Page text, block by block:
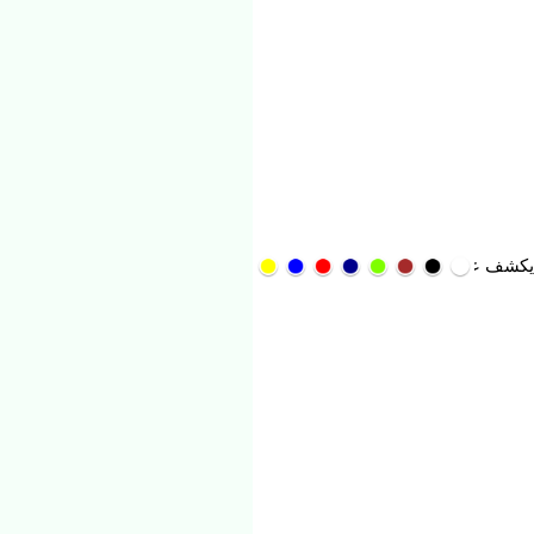
عن منافسه الجديد قبل مواجهة الأهلي